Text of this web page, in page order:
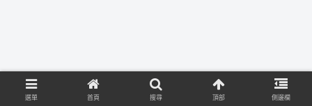
選單 首頁 搜尋 頂部 側邊欄